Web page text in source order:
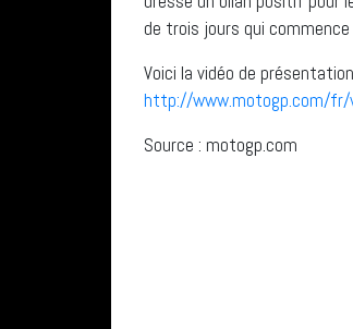
de trois jours qui commence
Voici la vidéo de
http://www.motogp.com/fr/
Source : motogp.com